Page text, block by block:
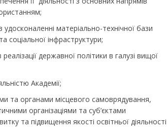
матеріально-технічної бази
соціальної інфраструктури;
державної політики в галузі вищої
Академії;
та органами місцевого самоврядування,
організаціями та суб’єктами
та підвищення якості освітньої діяльності